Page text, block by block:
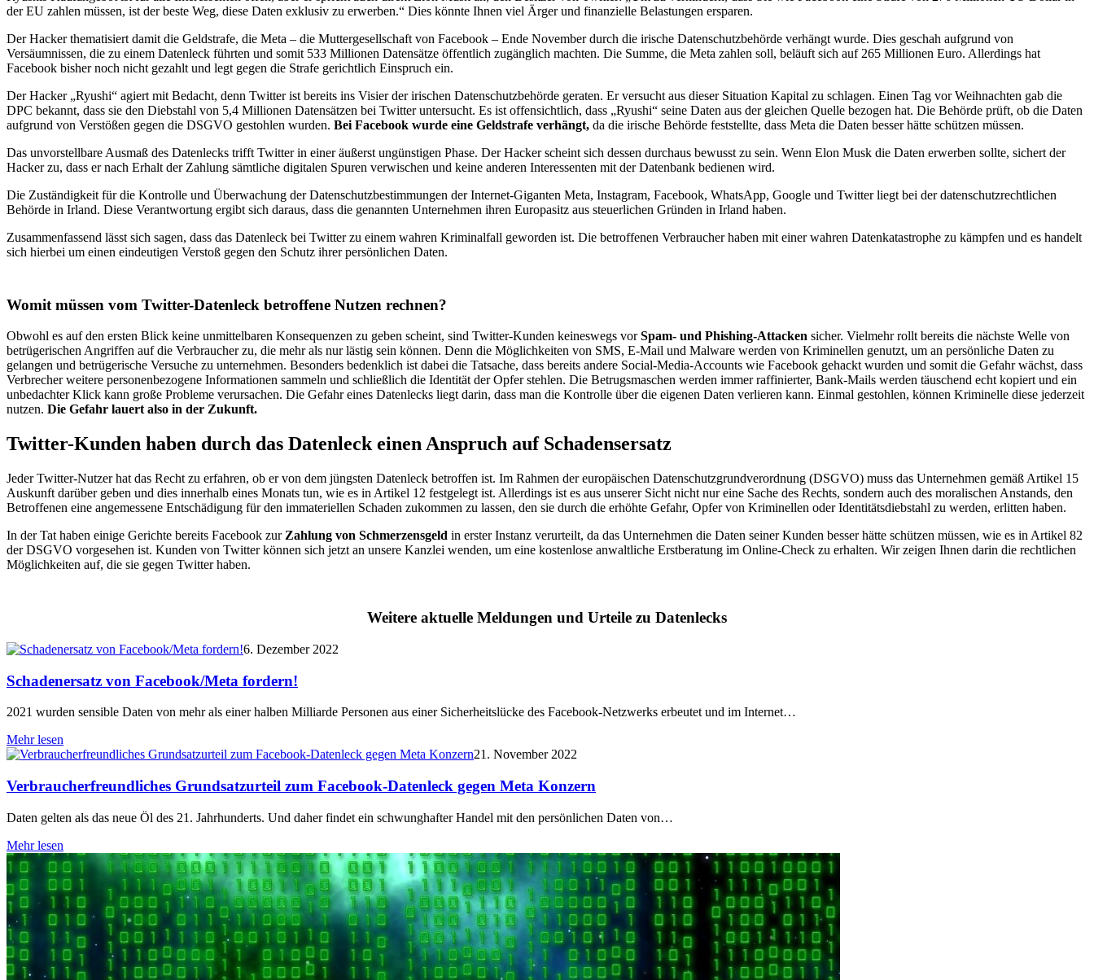
der EU zahlen müssen, ist der beste Weg, diese Daten exklusiv zu erwerben.“ Dies könnte Ihnen viel Ärger und finanzielle Belastungen ersparen.
Der Hacker thematisiert damit die Geldstrafe, die Meta – die Muttergesellschaft von Facebook – Ende November durch die irische Datenschutzbehörde verhängt wurde. Dies geschah aufgrund von
Versäumnissen, die zu einem Datenleck führten und somit 533 Millionen Datensätze öffentlich zugänglich machten. Die Summe, die Meta zahlen soll, beläuft sich auf 265 Millionen Euro. Allerdings hat
Facebook bisher noch nicht gezahlt und legt gegen die Strafe gerichtlich Einspruch ein.
Der Hacker „Ryushi“ agiert mit Bedacht, denn Twitter ist bereits ins Visier der irischen Datenschutzbehörde geraten. Er versucht aus dieser Situation Kapital zu schlagen. Einen Tag vor Weihnachten gab die
DPC bekannt, dass sie den Diebstahl von 5,4 Millionen Datensätzen bei Twitter untersucht. Es ist offensichtlich, dass „Ryushi“ seine Daten aus der gleichen Quelle bezogen hat. Die Behörde prüft, ob die Daten
aufgrund von Verstößen gegen die DSGVO gestohlen wurden. Bei Facebook wurde eine Geldstrafe verhängt, da die irische Behörde feststellte, dass Meta die Daten besser hätte schützen müssen.
Das unvorstellbare Ausmaß des Datenlecks trifft Twitter in einer äußerst ungünstigen Phase. Der Hacker scheint sich dessen durchaus bewusst zu sein. Wenn Elon Musk die Daten erwerben sollte, sichert der
Hacker zu, dass er nach Erhalt der Zahlung sämtliche digitalen Spuren verwischen und keine anderen Interessenten mit der Datenbank bedienen wird.
Die Zuständigkeit für die Kontrolle und Überwachung der Datenschutzbestimmungen der Internet-Giganten Meta, Instagram, Facebook, WhatsApp, Google und Twitter liegt bei der datenschutzrechtlichen
Behörde in Irland. Diese Verantwortung ergibt sich daraus, dass die genannten Unternehmen ihren Europasitz aus steuerlichen Gründen in Irland haben.
Zusammenfassend lässt sich sagen, dass das Datenleck bei Twitter zu einem wahren Kriminalfall geworden ist. Die betroffenen Verbraucher haben mit einer wahren Datenkatastrophe zu kämpfen und es handelt
sich hierbei um einen eindeutigen Verstoß gegen den Schutz ihrer persönlichen Daten.
Womit müssen vom Twitter-Datenleck betroffene Nutzen rechnen?
Obwohl es auf den ersten Blick keine unmittelbaren Konsequenzen zu geben scheint, sind Twitter-Kunden keineswegs vorSpam- und Phishing-Attacken sicher. Vielmehr rollt bereits die nächste Welle von
betrügerischen Angriffen auf die Verbraucher zu, die mehr als nur lästig sein können. Denn die Möglichkeiten von SMS, E-Mail und Malware werden von Kriminellen genutzt, um an persönliche Daten zu
gelangen und betrügerische Versuche zu unternehmen. Besonders bedenklich ist dabei die Tatsache, dass bereits andere Social-Media-Accounts wie Facebook gehackt wurden und somit die Gefahr wächst, dass
Verbrecher weitere personenbezogene Informationen sammeln und schließlich die Identität der Opfer stehlen. Die Betrugsmaschen werden immer raffinierter, Bank-Mails werden täuschend echt kopiert und ein
unbedachter Klick kann große Probleme verursachen. Die Gefahr eines Datenlecks liegt darin, dass man die Kontrolle über die eigenen Daten verlieren kann. Einmal gestohlen, können Kriminelle diese jederzeit
nutzen. Die Gefahr lauert also in der Zukunft.
Twitter-Kunden haben durch das Datenleck einen Anspruch auf Schadensersatz
Jeder Twitter-Nutzer hat das Recht zu erfahren, ob er von dem jüngsten Datenleck betroffen ist. Im Rahmen der europäischen Datenschutzgrundverordnung (DSGVO) muss das Unternehmen gemäß Artikel 15
Auskunft darüber geben und dies innerhalb eines Monats tun, wie es in Artikel 12 festgelegt ist. Allerdings ist es aus unserer Sicht nicht nur eine Sache des Rechts, sondern auch des moralischen Anstands, den
Betroffenen eine angemessene Entschädigung für den immateriellen Schaden zukommen zu lassen, den sie durch die erhöhte Gefahr, Opfer von Kriminellen oder Identitätsdiebstahl zu werden, erlitten haben.
In der Tat haben einige Gerichte bereits Facebook zur Zahlung von Schmerzensgeld in erster Instanz verurteilt, da das Unternehmen die Daten seiner Kunden besser hätte schützen müssen, wie es in Artikel 82
der DSGVO vorgesehen ist. Kunden von Twitter können sich jetzt an unsere Kanzlei wenden, um eine kostenlose anwaltliche Erstberatung im Online-Check zu erhalten. Wir zeigen Ihnen darin die rechtlichen
Möglichkeiten auf, die sie gegen Twitter haben.
Weitere aktuelle Meldungen und Urteile zu Datenlecks
6. Dezember 2022
Schadenersatz von Facebook/Meta fordern!
2021 wurden sensible Daten von mehr als einer halben Milliarde Personen aus einer Sicherheitslücke des Facebook-Netzwerks erbeutet und im Internet…
Mehr lesen
21. November 2022
Verbraucherfreundliches Grundsatzurteil zum Facebook-Datenleck gegen Meta Konzern
Daten gelten als das neue Öl des 21. Jahrhunderts. Und daher findet ein schwunghafter Handel mit den persönlichen Daten von…
Mehr lesen